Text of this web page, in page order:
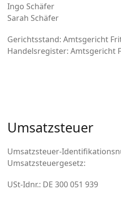
Ingo Schäfer
Sarah Schäfer
Gerichtsstand: Amtsgericht
Handelsregister: Amtsgericht
Umsatzsteuer
Umsatzsteuer-
Umsatzsteuergesetz:
USt-Idnr.: DE 300 051 939